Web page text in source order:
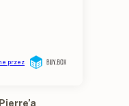
Pierre’a